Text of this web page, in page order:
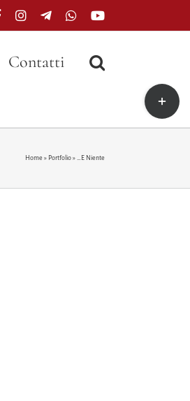
FacebookInstagramTelegramWhatsAppYouTube
Contatti
Home » Portfolio » …E Niente
Toggle
area
barra